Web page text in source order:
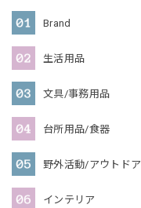
Brand
生活用品
文具/事務用品
台所用品/食器
野外活動/アウトドア
インテリア